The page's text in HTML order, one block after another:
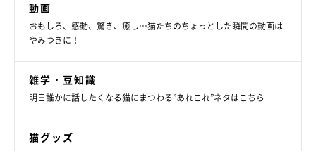
動画
おもしろ、感動、驚き、癒し…猫たちのちょっとした瞬間の動画は
やみつきに！
雑学・豆知識
明日誰かに話したくなる猫にまつわる”あれこれ”ネタはこちら
猫グッズ